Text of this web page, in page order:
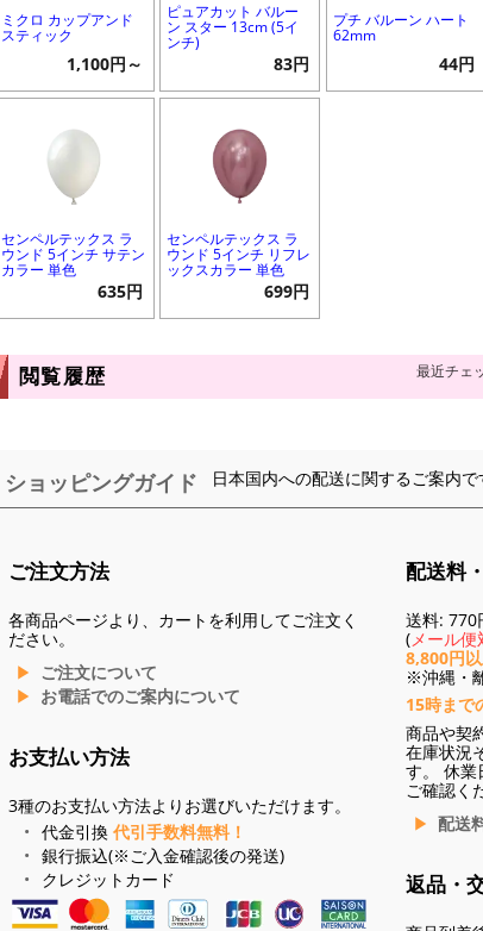
ミクロ カップアンド
スティック
1,100円～
ピュアカット バルー
ン スター 13cm (5イ
ンチ)
83円
プチ バルーン ハート
62mm
44円
センペルテックス ラ
ウンド 5インチ サテン
カラー 単色
635円
センペルテックス ラ
ウンド 5インチ リフレ
ックスカラー 単色
699円
閲覧履歴 最近チェ
ショッピングガイド 日本国内への配送に関するご案内で
ご注文方法
各商品ページより、カートを利用してご注文く
ださい。
ご注文について
お電話でのご案内について
お支払い方法
3種のお支払い方法よりお選びいただけます。
代金引換 代引手数料無料！
銀行振込(※ご入金確認後の発送)
クレジットカード
配送料
送料: 770
(メール
8,800円
※沖縄・
15時まで
商品や契
在庫状況
す。 休業
ご確認く
配送
返品・